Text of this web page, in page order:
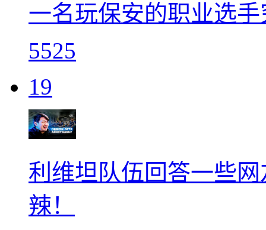
一名玩保安的职业选
5525
19
利维坦队伍回答一些
辣！